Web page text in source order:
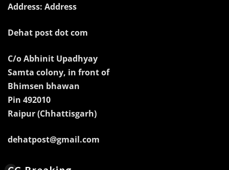
Address: Address
Dehat post dot com
C/o Abhinit Upadhyay
Samta colony, in front of
Bhimsen bhawan
Pin 492010
Raipur (Chhattisgarh)
dehatpost@gmail.com